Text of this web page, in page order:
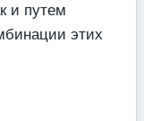
и путем
этих